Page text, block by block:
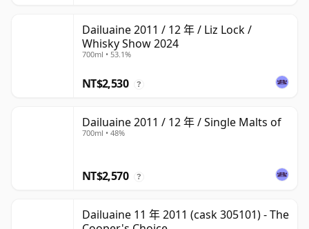
Dailuaine 2011 / 12 年 / Liz Lock /
Whisky Show 2024
700ml • 53.1%
NT$2,530 ?
Dailuaine 2011 / 12 年 / Single Malts of
700ml • 48%
NT$2,570 ?
Dailuaine 11 年 2011 (cask 305101) - The